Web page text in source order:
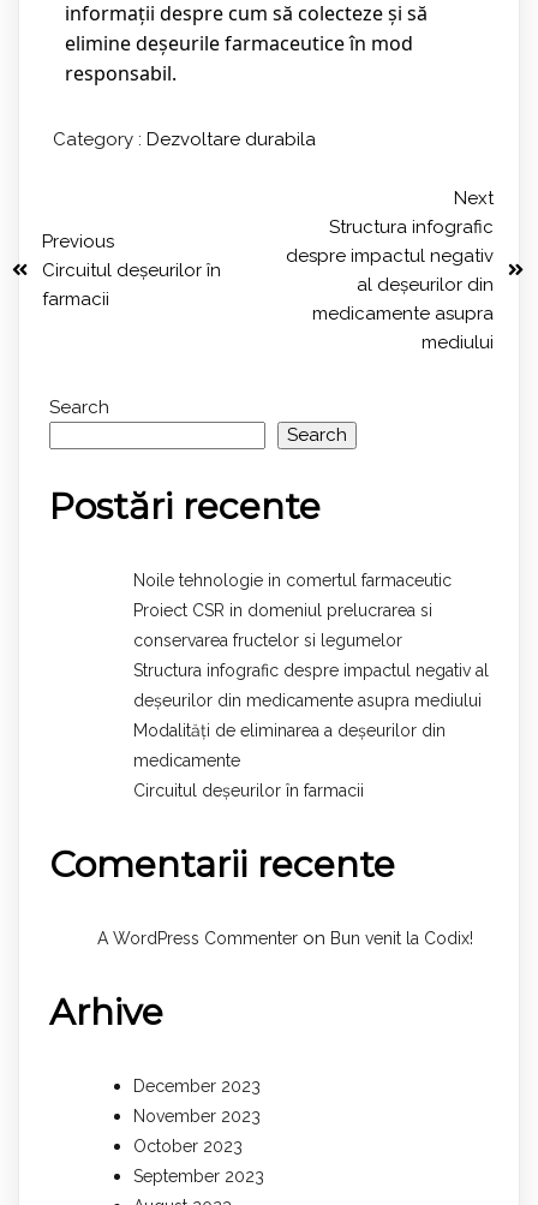
informații despre cum să colecteze și să
elimine deșeurile farmaceutice în mod
responsabil.
Category : Dezvoltare durabila
Previous
Circuitul deșeurilor în
farmacii
Next
Structura infografic
despre impactul negativ
al deșeurilor din
medicamente asupra
mediului
Search
Search
Postări recente
Noile tehnologie in comertul farmaceutic
Proiect CSR in domeniul prelucrarea si
conservarea fructelor si legumelor
Structura infografic despre impactul negativ al
deșeurilor din medicamente asupra mediului
Modalități de eliminarea a deșeurilor din
medicamente
Circuitul deșeurilor în farmacii
Comentarii recente
A WordPress Commenter on Bun venit la Codix!
Arhive
December 2023
November 2023
October 2023
September 2023